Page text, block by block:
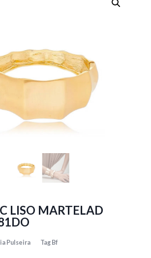
LISO MARTELAD
Pulseira Tag Bf